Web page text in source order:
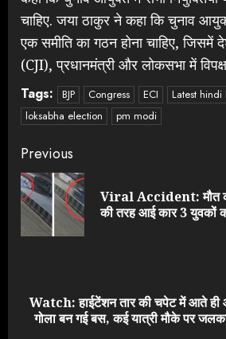
चाहिए. जया ठाकुर ने कहा कि चुनाव
एक समीति का गठन होना चाहिए, जिसमें
(CJI), प्रधानमंत्री और लोकसभा में
Tags: BJP Congress ECI
Latest hindi
loksabha election
pm modi
Continue
Reading
Previous
Viral Accident: मौत
की तरह आई कार 3 युवकों
Next
post:
Watch: हाईटेंशन तार की चपेट में आते ही
गोला बन गई बस, कई यात्री मौके पर